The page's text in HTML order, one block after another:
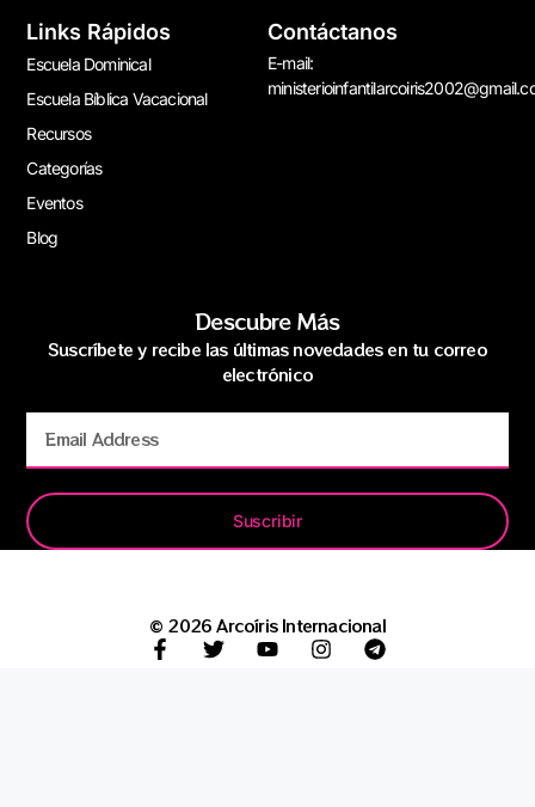
Links Rápidos
Escuela Dominical
Escuela Bíblica Vacacional
Recursos
Categorías
Eventos
Blog
Contáctanos
E-mail:
Descubre Más
Suscríbete y recibe las últimas novedades en tu correo
electrónico
Suscribir
© 2026 Arcoíris Internacional